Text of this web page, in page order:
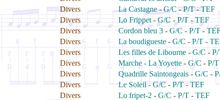
Divers
La Castagne-G/C-P/T-TEF
Divers
Lo Frippet-G/C-P/T-TEF
Divers
Cordon bleu 3-G/C-P/T-
Divers
La boudigueste- G/C -P/T -
Divers
Les filles de Libourne - G/C -
Divers
Marche - La Yoyette - G/C - P/T
Divers
Quadrille Saintongeais - G/C -
Divers
Le Soleil-G/C- P/T-TEF
Divers
Lo fripet-2 - G/C - P/T - TEF